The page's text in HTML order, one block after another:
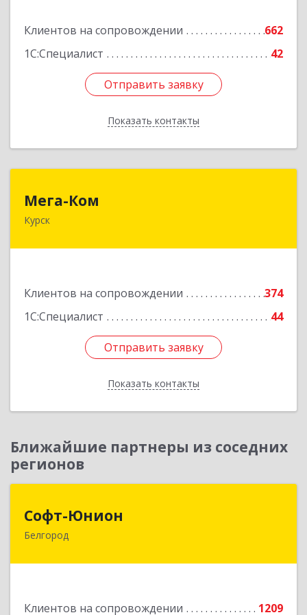
Клиентов на сопровождении
662
1С:Специалист
42
Отправить заявку
Показать контакты
Отправить заявку
Назад
Мега-Ком
Курск
Клиентов на сопровождении
374
1С:Специалист
44
Отправить заявку
Показать контакты
305001, Курская обл, Курск г, Красной Армии ул,
Отправить заявку
Назад
Ближайшие партнеры из соседних
регионов
Софт-Юнион
Белгород
Клиентов на сопровождении 1209
308014, Белгородская обл, Белгород г, Садовая